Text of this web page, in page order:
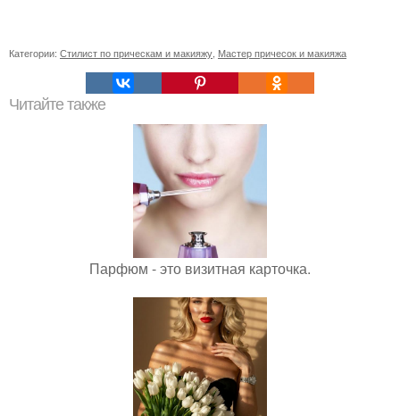
Категории: Стилист по прическам и макияжу Мастер причесок и макияжа
Читайте также
Парфюм - это визитная карточка.